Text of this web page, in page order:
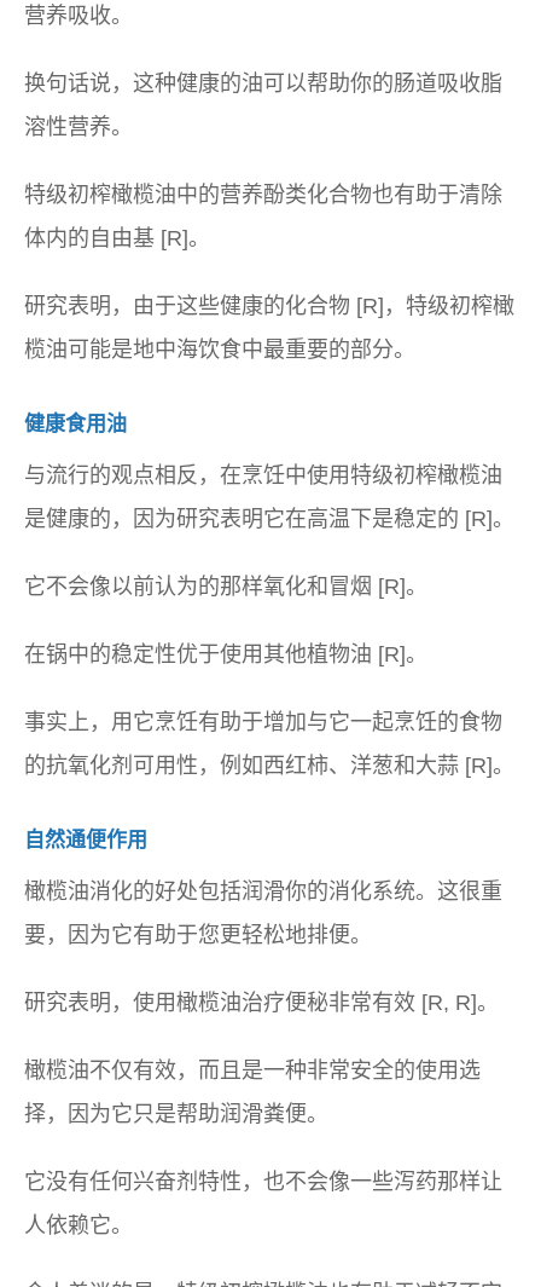
营养吸收。
换句话说，这种健康的油可以帮助你的肠道吸收脂
溶性营养。
特级初榨橄榄油中的营养酚类化合物也有助于清除
体内的自由基 [R]。
研究表明，由于这些健康的化合物 [R]，特级初榨橄
榄油可能是地中海饮食中最重要的部分。
健康食用油
与流行的观点相反，在烹饪中使用特级初榨橄榄油
是健康的，因为研究表明它在高温下是稳定的 [R]。
它不会像以前认为的那样氧化和冒烟 [R]。
在锅中的稳定性优于使用其他植物油 [R]。
事实上，用它烹饪有助于增加与它一起烹饪的食物
的抗氧化剂可用性，例如西红柿、洋葱和大蒜 [R]。
自然通便作用
橄榄油消化的好处包括润滑你的消化系统。这很重
要，因为它有助于您更轻松地排便。
研究表明，使用橄榄油治疗便秘非常有效 [R, R]。
橄榄油不仅有效，而且是一种非常安全的使用选
择，因为它只是帮助润滑粪便。
它没有任何兴奋剂特性，也不会像一些泻药那样让
人依赖它。